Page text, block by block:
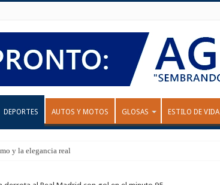
DEPORTES AUTOS Y MOTOS GLOSAS ESTILO DE VIDA
y la elegancia real